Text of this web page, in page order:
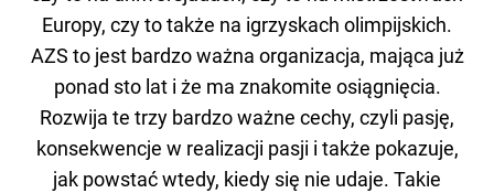
Europy, czy to także na igrzyskach olimpijskich.
AZS to jest bardzo ważna organizacja, mająca już
ponad sto lat i że ma znakomite osiągnięcia.
Rozwija te trzy bardzo ważne cechy, czyli pasję,
konsekwencje w realizacji pasji i także pokazuje,
jak powstać wtedy, kiedy się nie udaje. Takie